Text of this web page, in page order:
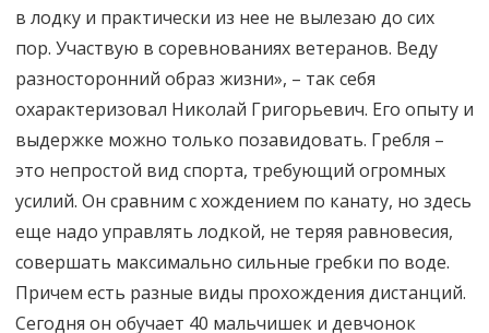
в лодку и практически из нее не вылезаю до сих
пор. Участвую в соревнованиях ветеранов. Веду
разносторонний образ жизни», – так себя
охарактеризовал Николай Григорьевич. Его опыту и
выдержке можно только позавидовать. Гребля –
это непростой вид спорта, требующий огромных
усилий. Он сравним с хождением по канату, но здесь
еще надо управлять лодкой, не теряя равновесия,
совершать максимально сильные гребки по воде.
Причем есть разные виды прохождения дистанций.
Сегодня он обучает 40 мальчишек и девчонок